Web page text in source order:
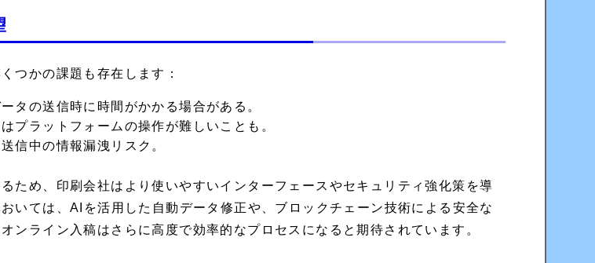
つかの課題も存在します：
ータの送信時に時間がかかる場合がある。
はプラットフォームの操作が難しいことも。
送信中の情報漏洩リスク。
ため、印刷会社はより使いやすいインターフェースやセキュリティ強化策を導
いては、AIを活用した自動データ修正や、ブロックチェーン技術による安全な
ンライン入稿はさらに高度で効率的なプロセスになると期待されています。